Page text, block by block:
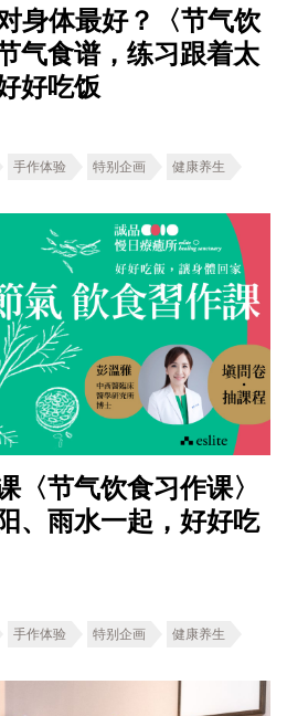
身体最好？〈节气饮
气食谱，练习跟着太
好吃饭
手作体验 特别企画 健康养生
〈节气饮食习作课〉
、雨水一起，好好吃
手作体验 特别企画 健康养生